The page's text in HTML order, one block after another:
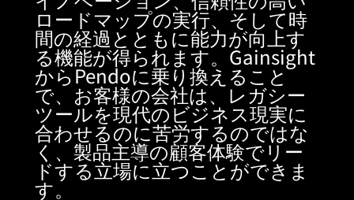
ロードマップの実行、そして時
間の経過とともに能力が向上す
る機能が得られます。Gainsight
からPendoに乗り換えること
で、お客様の会社は、レガシー
ツールを現代のビジネス現実に
合わせるのに苦労するのではな
く、製品主導の顧客体験でリー
ドする立場に立つことができま
す。